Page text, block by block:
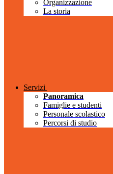
Organizzazione
La storia
Servizi
Panoramica
Famiglie e studenti
Personale scolastico
Percorsi di studio